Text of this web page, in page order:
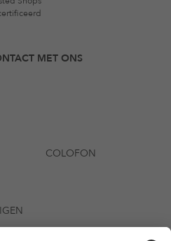
MET ONS
COLOFON